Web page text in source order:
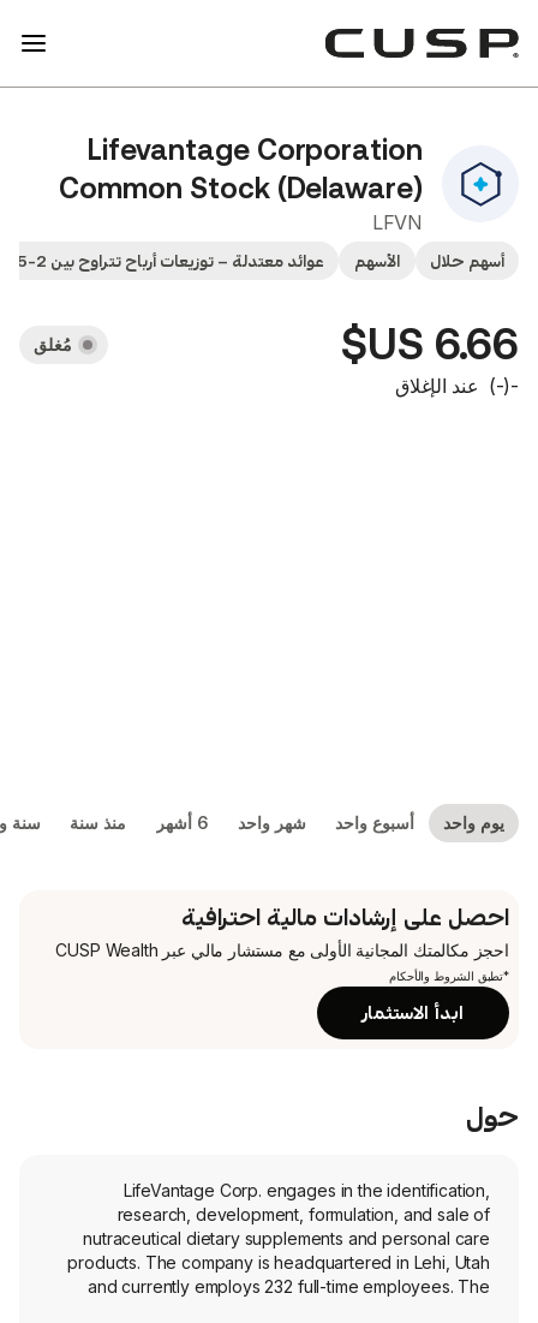
Lifevantage
Common Stock
الأسهم عوائد معتدلة – توزيعات أرباح تتراوح بين 2-5% أسهم منخفضة
واحد شهر واحد 6 أشهر منذ سنة سنة واحدة 5 سنوات
مالية احترافية
الأولى مع مستشار مالي عبر CUSP Wealth
LifeVantage Corp. engages in the
research, development,
nutraceutical dietary supplements and
products. The company is headquartered
and currently employs 232 full-time